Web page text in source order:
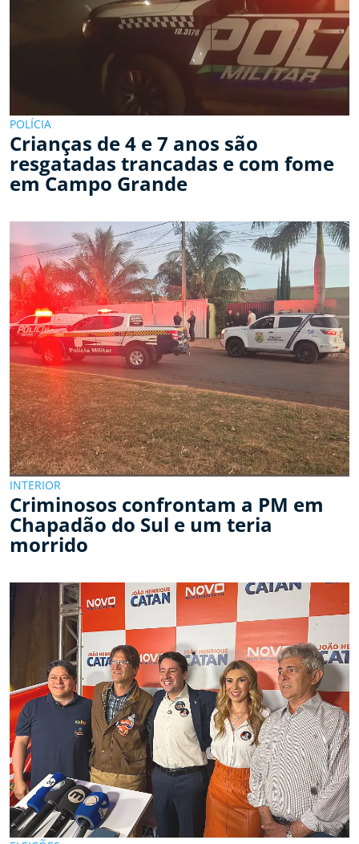
POLÍCIA
Crianças de 4 e 7 anos são
resgatadas trancadas e com fome
em Campo Grande
INTERIOR
Criminosos confrontam a PM em
Chapadão do Sul e um teria
morrido